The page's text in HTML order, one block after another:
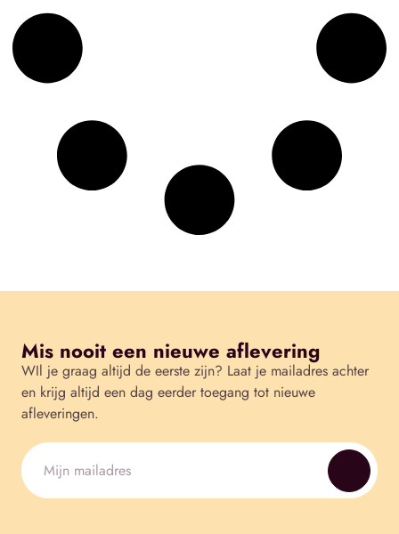
Mis nooit een nieuwe aflevering
WIl je graag altijd de eerste zijn? Laat je mailadres achter
en krijg altijd een dag eerder toegang tot nieuwe
afleveringen.